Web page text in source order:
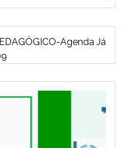
Agenda Já